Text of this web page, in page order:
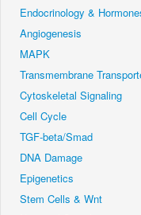
Endocrinology &
Angiogenesis
MAPK
Transmembrane
Cytoskeletal Signaling
Cell Cycle
TGF-beta/Smad
DNA Damage
Epigenetics
Stem Cells & Wnt